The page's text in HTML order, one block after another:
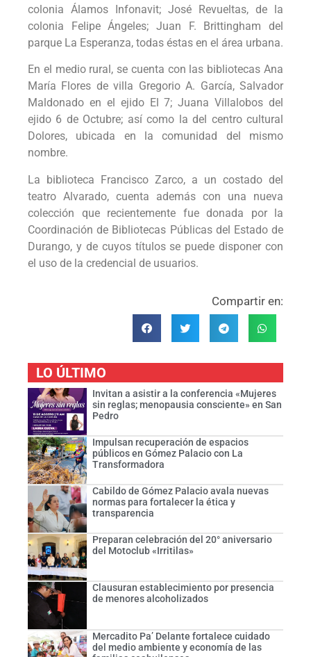
colonia Álamos Infonavit; José Revueltas, de la
colonia Felipe Ángeles; Juan F. Brittingham del
parque La Esperanza, todas éstas en el área urbana.
En el medio rural, se cuenta con las bibliotecas Ana
María Flores de villa Gregorio A. García, Salvador
Maldonado en el ejido El 7; Juana Villalobos del
ejido 6 de Octubre; así como la del centro cultural
Dolores, ubicada en la comunidad del mismo
nombre.
La biblioteca Francisco Zarco, a un costado del
teatro Alvarado, cuenta además con una nueva
colección que recientemente fue donada por la
Coordinación de Bibliotecas Públicas del Estado de
Durango, y de cuyos títulos se puede disponer con
el uso de la credencial de usuarios.
Compartir en:
LO ÚLTIMO
Invitan a asistir a la conferencia «Mujeres
sin reglas; menopausia consciente» en San
Pedro
Impulsan recuperación de espacios
públicos en Gómez Palacio con La
Transformadora
Cabildo de Gómez Palacio avala nuevas
normas para fortalecer la ética y
transparencia
Preparan celebración del 20° aniversario
del Motoclub «Irritilas»
Clausuran establecimiento por presencia
de menores alcoholizados
Mercadito Pa’ Delante fortalece cuidado
del medio ambiente y economía de las